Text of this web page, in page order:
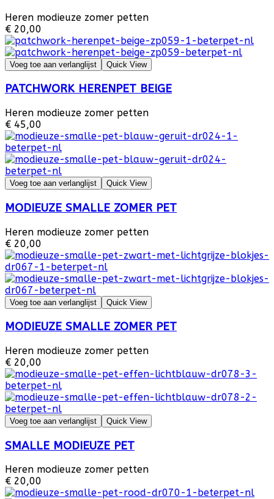
Heren modieuze zomer petten
€ 20,00
Voeg toe aan verlanglijst Quick View
PATCHWORK HERENPET BEIGE
Heren modieuze zomer petten
€ 45,00
Voeg toe aan verlanglijst Quick View
MODIEUZE SMALLE ZOMER PET
Heren modieuze zomer petten
€ 20,00
Voeg toe aan verlanglijst Quick View
MODIEUZE SMALLE ZOMER PET
Heren modieuze zomer petten
€ 20,00
Voeg toe aan verlanglijst Quick View
SMALLE MODIEUZE PET
Heren modieuze zomer petten
€ 20,00